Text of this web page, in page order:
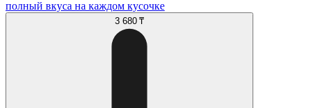
полный вкуса на каждом кусочке
3 680 ₸